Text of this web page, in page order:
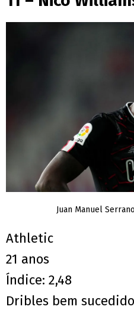
Juan Manuel
Athletic
21 anos
Índice: 2,48
Dribles bem